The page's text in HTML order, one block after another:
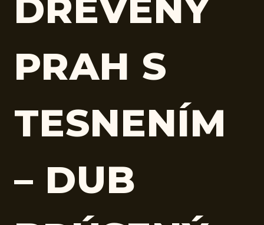
DREVENÝ
PRAH S
TESNENÍM
– DUB